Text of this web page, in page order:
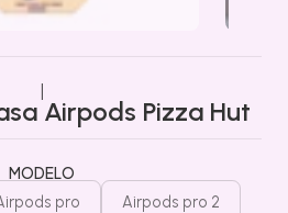
Airpods Pizza Hut
MODELO
pro Airpods pro 2